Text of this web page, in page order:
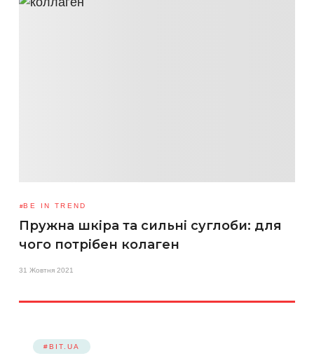
BE IN TREND
Пружна шкіра та сильні суглоби: для
чого потрібен колаген
31 Жовтня 2021
#BIT.UA